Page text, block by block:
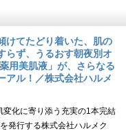
けてたどり着いた、肌の
らず、うるおす朝夜別オ
用美肌液」が、さらなる
アル！／株式会社ハルメ
変化に寄り添う充実の1本完結
発行する株式会社ハルメク